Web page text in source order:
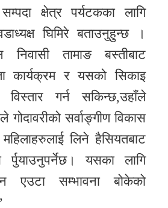
क्षेत्र पर्यटकका लागि
घिमिरे बताउनुहुन्छ ।
निवासी तामाङ बस्तीबाट
कार्यक्रम र यसको सिकाइ
विस्तार गर्न सकिन्छ,उहाँले
गोदावरीको सर्वाङ्गीण विकास
लिने हैसियतबाट
र्पुयाउनुपर्नेछ। यसका लागि
एउटा सम्भावना बोकेको